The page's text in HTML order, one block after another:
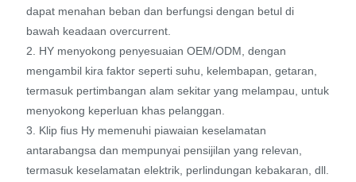
dapat menahan beban dan berfungsi dengan betul di
bawah keadaan overcurrent.
2. HY menyokong penyesuaian OEM/ODM, dengan
mengambil kira faktor seperti suhu, kelembapan, getaran,
termasuk pertimbangan alam sekitar yang melampau, untuk
menyokong keperluan khas pelanggan.
3. Klip fius Hy memenuhi piawaian keselamatan
antarabangsa dan mempunyai pensijilan yang relevan,
termasuk keselamatan elektrik, perlindungan kebakaran, dll.